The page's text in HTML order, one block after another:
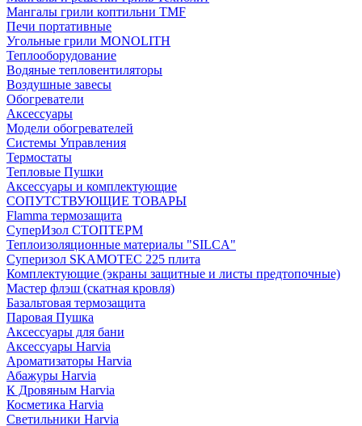
Мангалы грили коптильни TMF
Печи портативные
Угольные грили MONOLITH
Теплооборудование
Водяные тепловентиляторы
Воздушные завесы
Обогреватели
Аксессуары
Модели обогревателей
Системы Управления
Термостаты
Тепловые Пушки
Аксессуары и комплектующие
СОПУТСТВУЮЩИЕ ТОВАРЫ
Flamma термозащита
СуперИзол СТОПТЕРМ
Теплоизоляционные материалы "SILCA"
Суперизол SKAMOTEC 225 плита
Комплектующие (экраны защитные и листы предтопочные)
Мастер флэш (скатная кровля)
Базальтовая термозащита
Паровая Пушка
Аксессуары для бани
Аксессуары Harvia
Ароматизаторы Harvia
Абажуры Harvia
К Дровяным Harvia
Косметика Harvia
Светильники Harvia